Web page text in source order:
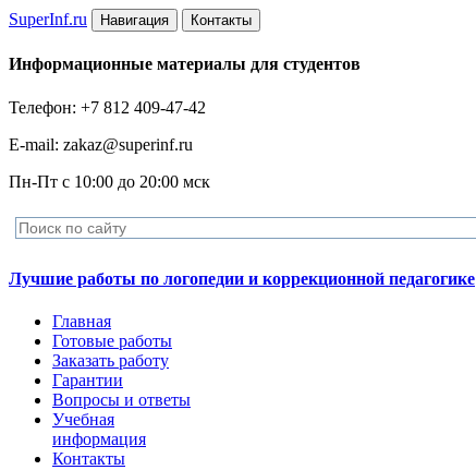
SuperInf.ru Навигация Контакты
Информационные материалы для студентов
Телефон: +7 812 409-47-42
E-mail: zakaz@superinf.ru
Пн-Пт с 10:00 до 20:00 мск
Лучшие работы по логопедии и коррекционной педагогике
Главная
Готовые работы
Заказать работу
Гарантии
Вопросы и ответы
Учебная
информация
Контакты